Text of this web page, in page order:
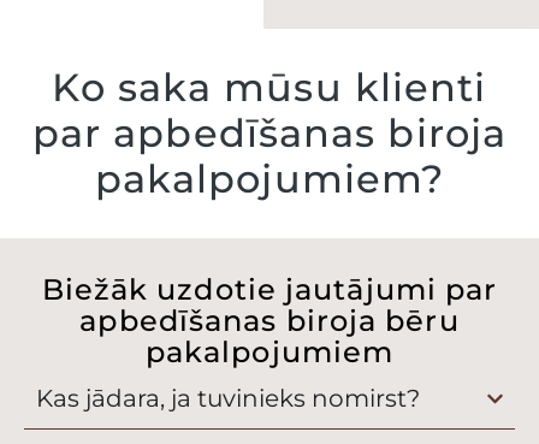
Ko saka mūsu klienti
par apbedīšanas biroja
pakalpojumiem?
Biežāk uzdotie jautājumi par
apbedīšanas biroja bēru
pakalpojumiem
Kas jādara, ja tuvinieks nomirst?